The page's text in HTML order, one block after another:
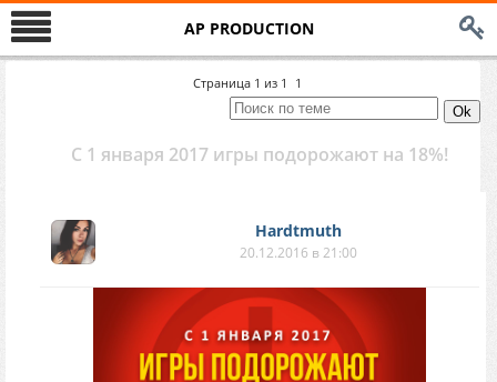
AP PRODUCTION
Страница 1 из 1 1
С 1 января 2017 игры подорожают на 18%!
Hardtmuth
20.12.2016 в 21:00